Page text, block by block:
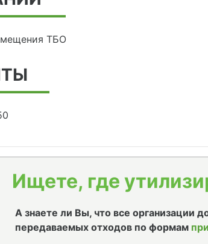
ТБО
Ищете, где
А знаете ли Вы, что все организации
передаваемых отходов по формам